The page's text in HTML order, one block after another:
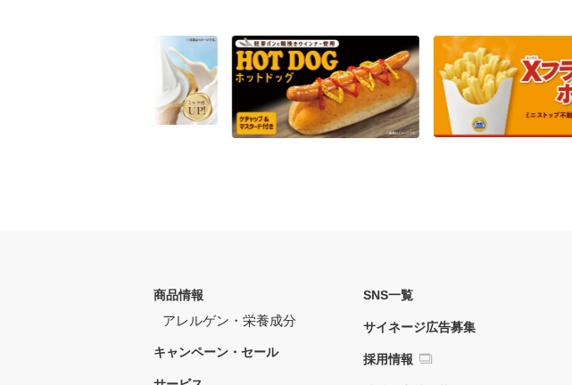
商品情報
アレルゲン・栄養成分
キャンペーン・セール
SNS一覧
サイネージ広告募集
採用情報